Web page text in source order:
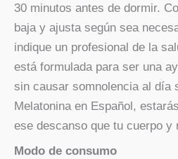
30 minutos antes de dormir.
baja y ajusta según sea
indique un profesional de la
está formulada para ser una
sin causar somnolencia al día
Melatonina en Español,
ese descanso que tu cuerpo y
Modo de consumo